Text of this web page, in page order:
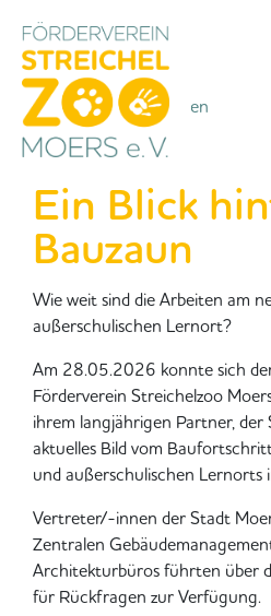
KategorienAlle Kategorien
Ein Blick
Bauzaun
Wie weit sind die Arbeiten am
außerschulischen Lernort?
Am 28.05.2026 konnte sich
Förderverein Streichelzoo
ihrem langjährigen Partner, der
aktuelles Bild vom
und außerschulischen Lernorts
Vertreter/-innen der Stadt
Zentralen
Architekturbüros führten über
für Rückfragen zur Verfügung.